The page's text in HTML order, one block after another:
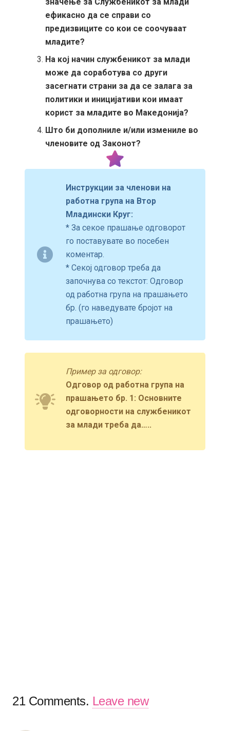
ефикасно да се справи со
предизвиците со кои се соочуваат
младите?
На кој начин службеникот за млади
може да соработува со други
засегнати страни за да се залага за
политики и иницијативи кои имаат
корист за младите во Македонија?
Што би дополниле и/или измениле во
членовите од Законот?
Инструкции за членови на
работна група на Втор
Младински Круг:
* За секое прашање одговорот
го поставувате во посебен
коментар.
* Секој одговор треба да
започнува со текстот: Одговор
од работна група на прашањето
бр. (го наведувате бројот на
прашањето)
Пример за одговор:
Одговор од работна група на
прашањето бр. 1: Основните
одговорности на службеникот
за млади треба да…..
21 Comments. Leave new